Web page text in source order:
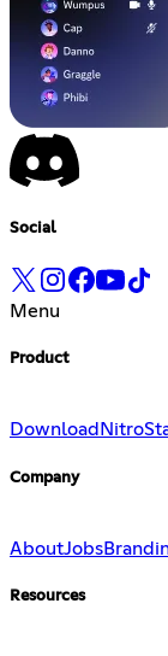
Social
Menu
Product
Download Nitro
Company
AboutJobs
Resources